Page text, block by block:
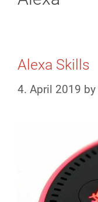
Alexa Skills
4. April 2019 by